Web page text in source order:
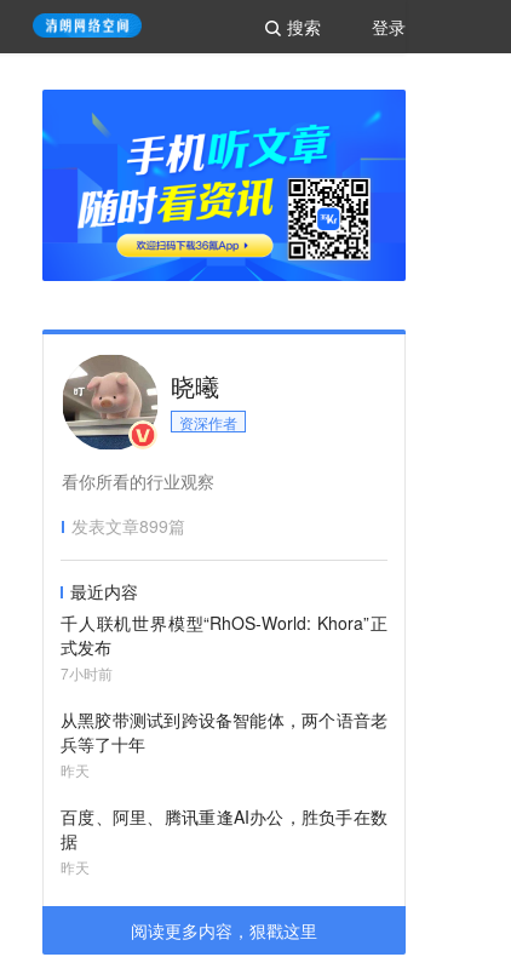
登录
搜索
晓曦
资深作者
看你所看的行业观察
发表文章899篇
最近内容
千人联机世界模型“RhOS-World: Khora”正
式发布
7小时前
从黑胶带测试到跨设备智能体，两个语音老
兵等了十年
昨天
百度、阿里、腾讯重逢AI办公，胜负手在数
据
昨天
阅读更多内容，狠戳这里